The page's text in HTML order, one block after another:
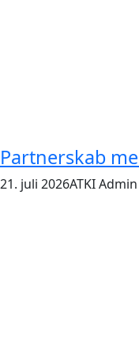
Partnerskab
21. juli 2026ATKI Admin